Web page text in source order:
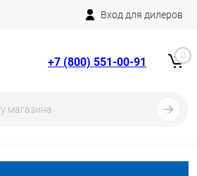
Вход для дилеров
+7 (800) 551-00-91 0